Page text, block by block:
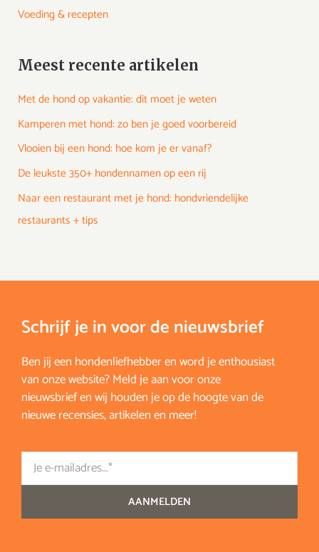
Voeding & recepten
Meest recente artikelen
Met de hond op vakantie: dit moet je weten
Kamperen met hond: zo ben je goed voorbereid
Vlooien bij een hond: hoe kom je er vanaf?
De leukste 350+ hondennamen op een rij
Naar een restaurant met je hond: hondvriendelijke
restaurants + tips
Schrijf je in voor de nieuwsbrief
Ben jij een hondenliefhebber en word je enthousiast
van onze website? Meld je aan voor onze
nieuwsbrief en wij houden je op de hoogte van de
nieuwe recensies, artikelen en meer!
Email
AANMELDEN